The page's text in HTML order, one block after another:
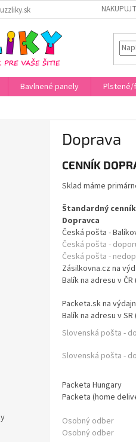
Bavlnené panely Plstené/
Doprava
CENNÍK
Sklad máme
Štandardný cenník
Dopravca
Česká pošta -
Česká pošta -
Česká pošta -
Zásilkovna.cz na
Balík na adresu v ČR
Packeta.sk na
Balík na adresu v SR
Slovenská pošta -
Slovenská pošta -
Packeta Hungary
Packeta (home
Osobný odber
Osobný odber